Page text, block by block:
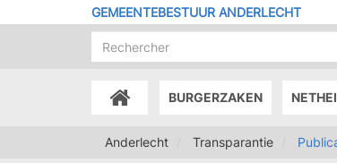
en
GEMEENTEBESTUUR ANDERLECHT
ACCUEILBURGERZAKEN
Anderlecht Transparantie